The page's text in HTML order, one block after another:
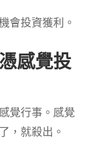
會投資獲利。
感覺投
覺行事。感覺
，就殺出。